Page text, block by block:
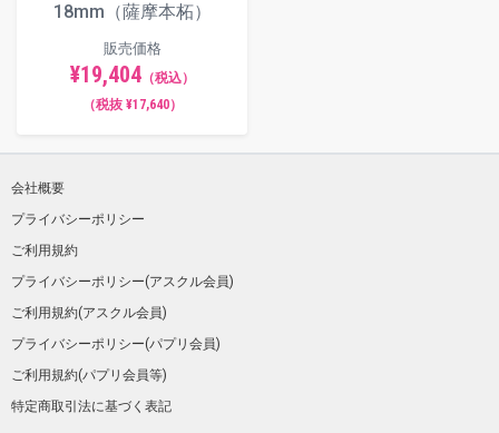
18mm（薩摩本柘）
販売価格
¥19,404（税込）
（税抜 ¥17,640）
会社概要
プライバシーポリシー
ご利用規約
プライバシーポリシー(アスクル会員)
ご利用規約(アスクル会員)
プライバシーポリシー(パプリ会員)
ご利用規約(パプリ会員等)
特定商取引法に基づく表記